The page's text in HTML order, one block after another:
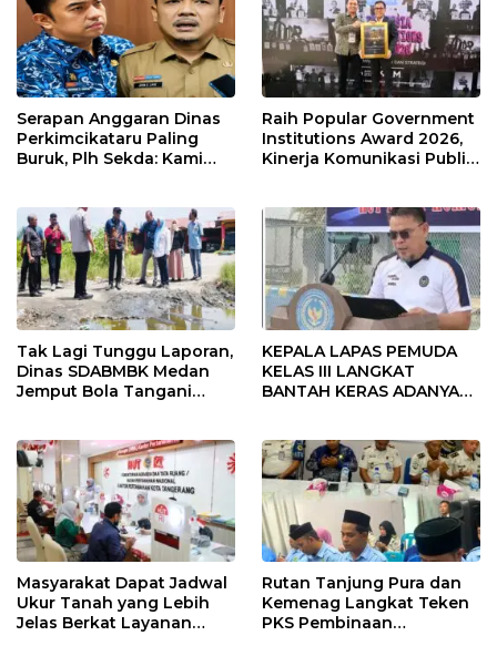
Serapan Anggaran Dinas
Perkimcikataru Paling
Buruk, Plh Sekda: Kami
Raih Popular Government
Institutions Award 2026,
Kinerja Komunikasi Publik
Tak Lagi Tunggu Laporan,
Dinas SDABMBK Medan
Jemput Bola Tangani
KEPALA LAPAS PEMUDA
KELAS III LANGKAT
BANTAH KERAS ADANYA
TENTANG SINDIKAT
PENIPU PENJUALAN EMAS
Masyarakat Dapat Jadwal
Ukur Tanah yang Lebih
Jelas Berkat Layanan
Rutan Tanjung Pura dan
Kemenag Langkat Teken
PKS Pembinaan